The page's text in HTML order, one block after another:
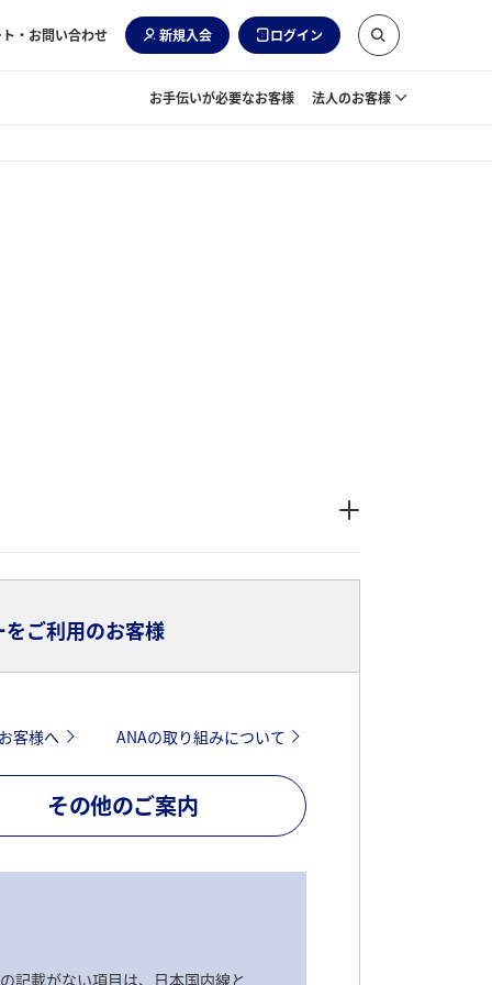
・お問い合わせ 新規入会 ログイン
お手伝いが必要なお客様 法人のお客様
をご利用のお客様
客様へ ANAの取り組みについて
その他のご案内
記載がない項目は、日本国内線と